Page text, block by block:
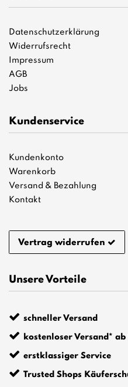
Datenschutzerklärung
Widerrufsrecht
Impressum
AGB
Jobs
Kundenservice
Kundenkonto
Warenkorb
Versand & Bezahlung
Kontakt
Vertrag widerrufen
Unsere Vorteile
schneller Versand
kostenloser Versand*
erstklassiger Service
Trusted Shops